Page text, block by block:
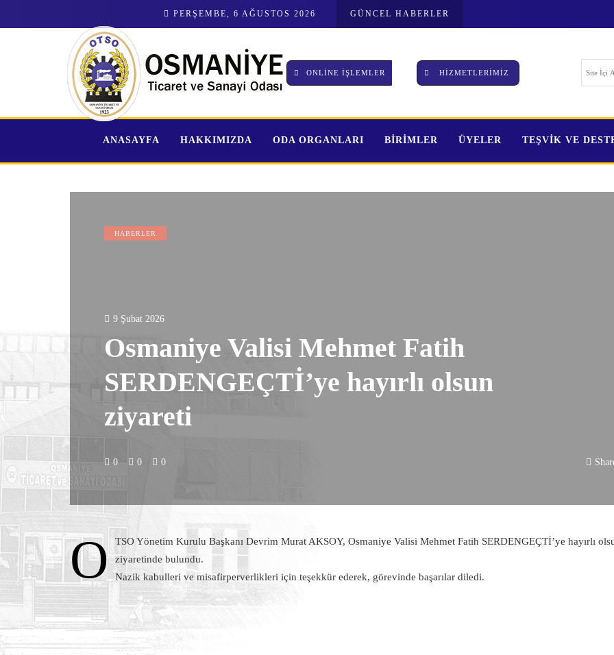
PERŞEMBE, 6 AĞUSTOS 2026 GÜNCEL HABERLER
ONLİNE İŞLEMLER HİZMETLERİMİZ
ANASAYFA HAKKIMIZDA ODA ORGANLARI BİRİMLER ÜYELER TEŞVİK VE
HABERLER
9 Şubat 2026
Osmaniye Valisi Mehmet Fatih
SERDENGEÇTİ’ye hayırlı olsun
ziyareti
0 0 0
O
TSO Yönetim Kurulu Başkanı Devrim Murat AKSOY, Osmaniye Valisi Mehmet Fatih SERDENGEÇTİ’ye hayırlı
ziyaretinde bulundu.
Nazik kabulleri ve misafirperverlikleri için teşekkür ederek, görevinde başarılar diledi.